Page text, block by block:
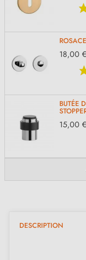
18,00 €
BUTÉE
15,00 €
DESCRIPTION